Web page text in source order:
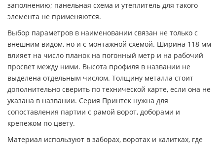
заполнению; панельная схема и утеплитель для такого
элемента не применяются.
Выбор параметров в наименовании связан не только с
внешним видом, но и с монтажной схемой. Ширина 118 мм
влияет на число планок на погонный метр и на рабочий
просвет между ними. Высота профиля в названии не
выделена отдельным числом. Толщину металла стоит
дополнительно сверить по технической карте, если она не
указана в названии. Серия Принтек нужна для
сопоставления партии с рамой ворот, доборами и
крепежом по цвету.
Материал используют в заборах, воротах и калитках, где